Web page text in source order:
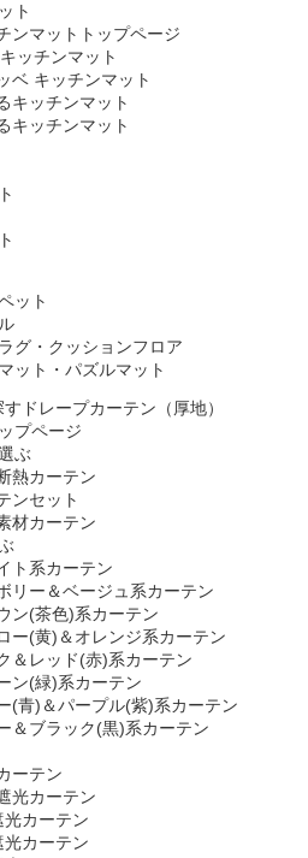
ト
ンマットトップページ
ッチンマット
ベ キッチンマット
キッチンマット
キッチンマット
ット
グ・クッションフロア
ット・パズルマット
ドレープカーテン（厚地）
プページ
ぶ
熱カーテン
ンセット
材カーテン
ト系カーテン
リー＆ベージュ系カーテン
ン(茶色)系カーテン
ー(黄)＆オレンジ系カーテン
＆レッド(赤)系カーテン
ン(緑)系カーテン
(青)＆パープル(紫)系カーテン
＆ブラック(黒)系カーテン
ーテン
光カーテン
光カーテン
光カーテン